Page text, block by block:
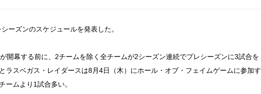
ーズンのスケジュールを発表した。
開幕する前に、2チームを除く全チームが2シーズン連続でプレシーズンに3試合を
ラスベガス・レイダースは8月4日（木）にホール・オブ・フェイムゲームに参加す
ームより1試合多い。